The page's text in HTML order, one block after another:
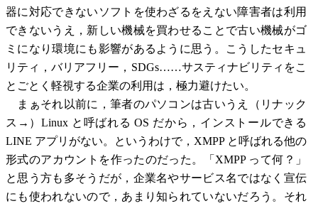
器に対応できないソフトを使わざるをえない障害者は利用
できないうえ，新しい機械を買わせることで古い機械がゴ
ミになり環境にも影響があるように思う。こうしたセキュ
リティ，バリアフリー，SDGs……サスティナビリティをこ
とごとく軽視する企業の利用は，極力避けたい。
まぁそれ以前に，筆者のパソコンは古いうえ（リナック
ス→）Linux と呼ばれる OS だから，インストールできる
LINE アプリがない。というわけで，XMPP と呼ばれる他の
形式のアカウントを作ったのだった。「XMPP って何？」
と思う方も多そうだが，企業名やサービス名ではなく宣伝
にも使われないので，あまり知られていないだろう。それ